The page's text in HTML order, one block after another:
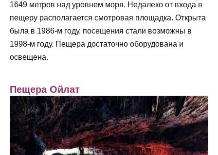
1649 метров над уровнем моря. Недалеко от входа в
пещеру располагается смотровая площадка. Открыта
была в 1986-м году, посещения стали возможны в
1998-м году. Пещера достаточно оборудована и
освещена.
Пещера Ойлат